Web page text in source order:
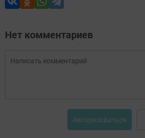
Нет комментариев
Авторизоваться